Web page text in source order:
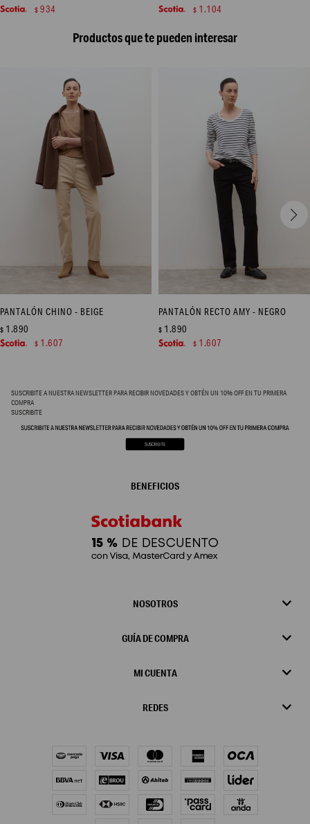
$ 934 $ 1.104
Productos que te pueden interesar
PANTALÓN CHINO - BEIGE
$ 1.890
$ 1.607
PANTALÓN RECTO AMY - NEGRO
$ 1.890
$ 1.607
SUSCRIBITE A NUESTRA NEWSLETTER PARA RECIBIR NOVEDADES Y OBTÉN UN 10% OFF EN TU PRIMERA
COMPRA
SUSCRIBITE
NOSOTROS
GUÍA DE COMPRA
MI CUENTA
REDES
BENEFICIOS